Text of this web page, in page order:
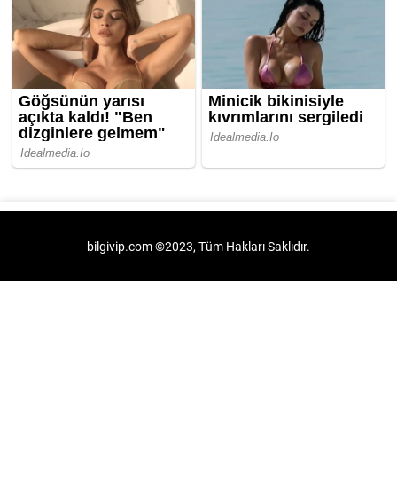
bilgivip.com ©2023, Tüm Hakları Saklıdır.